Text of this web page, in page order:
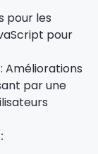
pour les
pour
Améliorations
par une